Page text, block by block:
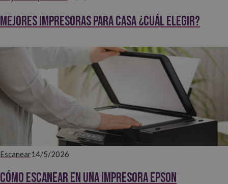
Mejores impresoras para casa ¿Cuál elegir?
Escanear14/5/2026
Cómo escanear en una impresora Epson